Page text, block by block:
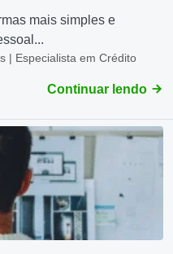
mais simples e
| Especialista em Crédito
Continuar lendo